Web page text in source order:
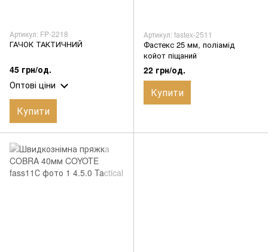
Артикул: FP-2218
ГАЧОК ТАКТИЧНИЙ
45 грн/од.
Оптові ціни
Купити
Артикул: fastex-2511
Фастекс 25 мм, поліамід
койот піщаний
22 грн/од.
Купити